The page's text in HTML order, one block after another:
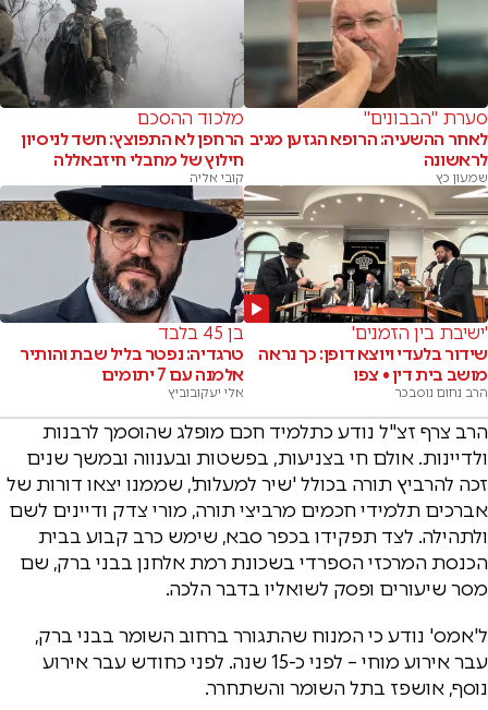
סערת "הבבונים"
לאחר ההשעיה: הרופא הגזען מגיב
לראשונה
שמעון כץ
מלכוד ההסכם
הרחפן לא התפוצץ: חשד לניסיון
חילוץ של מחבלי חיזבאללה
קובי אליה
'ישיבת בין הזמנים'
שידור בלעדי ויוצא דופן: כך נראה
מושב בית דין • צפו
הרב נחום נוסבכר
בן 45 בלבד
טרגדיה: נפטר בליל שבת והותיר
אלמנה עם 7 יתומים
אלי יעקובוביץ
הרב צרף זצ"ל נודע כתלמיד חכם מופלג שהוסמך לרבנות
ולדיינות. אולם חי בצניעות, בפשטות ובענווה ובמשך שנים
זכה להרביץ תורה בכולל 'שיר למעלות', שממנו יצאו דורות של
אברכים תלמידי חכמים מרביצי תורה, מורי צדק ודיינים לשם
ולתהילה. לצד תפקידו בכפר סבא, שימש כרב קבוע בבית
הכנסת המרכזי הספרדי בשכונת רמת אלחנן בבני ברק, שם
מסר שיעורים ופסק לשואליו בדבר הלכה.
ל'אמס' נודע כי המנוח שהתגורר ברחוב השומר בבני ברק,
עבר אירוע מוחי – לפני כ-15 שנה. לפני כחודש עבר אירוע
נוסף, אושפז בתל השומר והשתחרר.